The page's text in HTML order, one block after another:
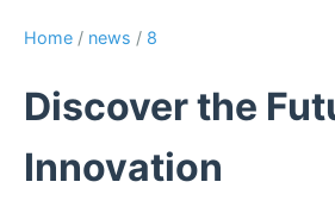
Home / news / 8
Discover the
Innovation